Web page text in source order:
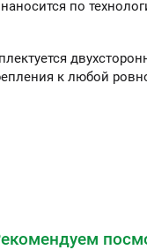
по
к любой